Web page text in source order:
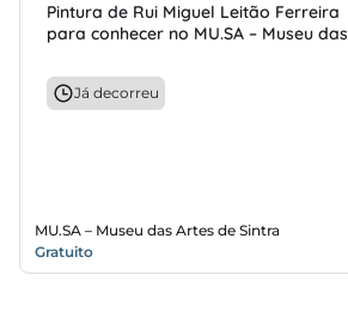
Pintura de Rui Miguel Leitão Ferreira
para conhecer no MU.SA – Museu das
Já decorreu
MU.SA – Museu das Artes de Sintra
Gratuito